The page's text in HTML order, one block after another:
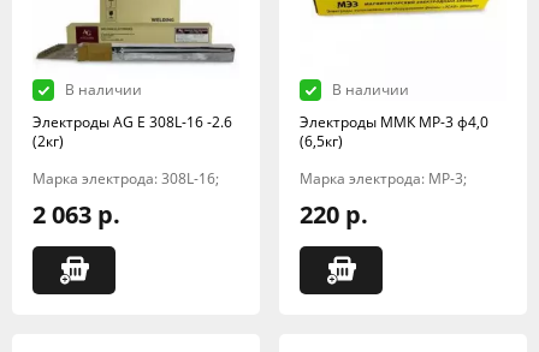
В наличии
Электроды AG E 308L-16 -2.6
(2кг)
Марка электрода: 308L-16;
2 063 р.
В наличии
Электроды ММК МР-3 ф4,0
(6,5кг)
Марка электрода: МР-3;
220 р.